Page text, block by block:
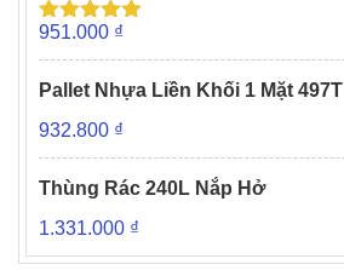
Được xếp
hạng4.885
951.000 ₫
Pallet Nhựa Liền Khối 1 Mặt 497T
932.800 ₫
Thùng Rác 240L Nắp Hở
1.331.000 ₫